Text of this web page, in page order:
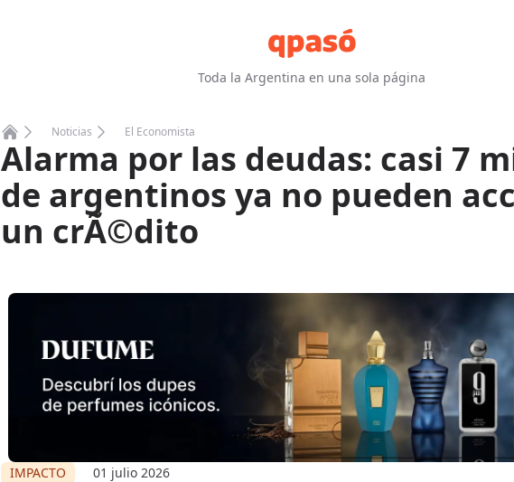
Toda la Argentina en una sola página
Home
Noticias El Economista
Alarma por las deudas: casi 7
de argentinos ya no pueden
un crÃ©dito
IMPACTO 01 julio 2026